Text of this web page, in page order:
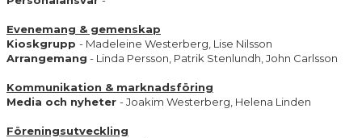
Evenemang & gemenskap
Kioskgrupp - Madeleine Westerberg, Lise Nilsson
Arrangemang - Linda Persson, Patrik Stenlundh, John Carlsson
Kommunikation & marknadsföring
Media och nyheter - Joakim Westerberg, Helena Linden
Föreningsutveckling